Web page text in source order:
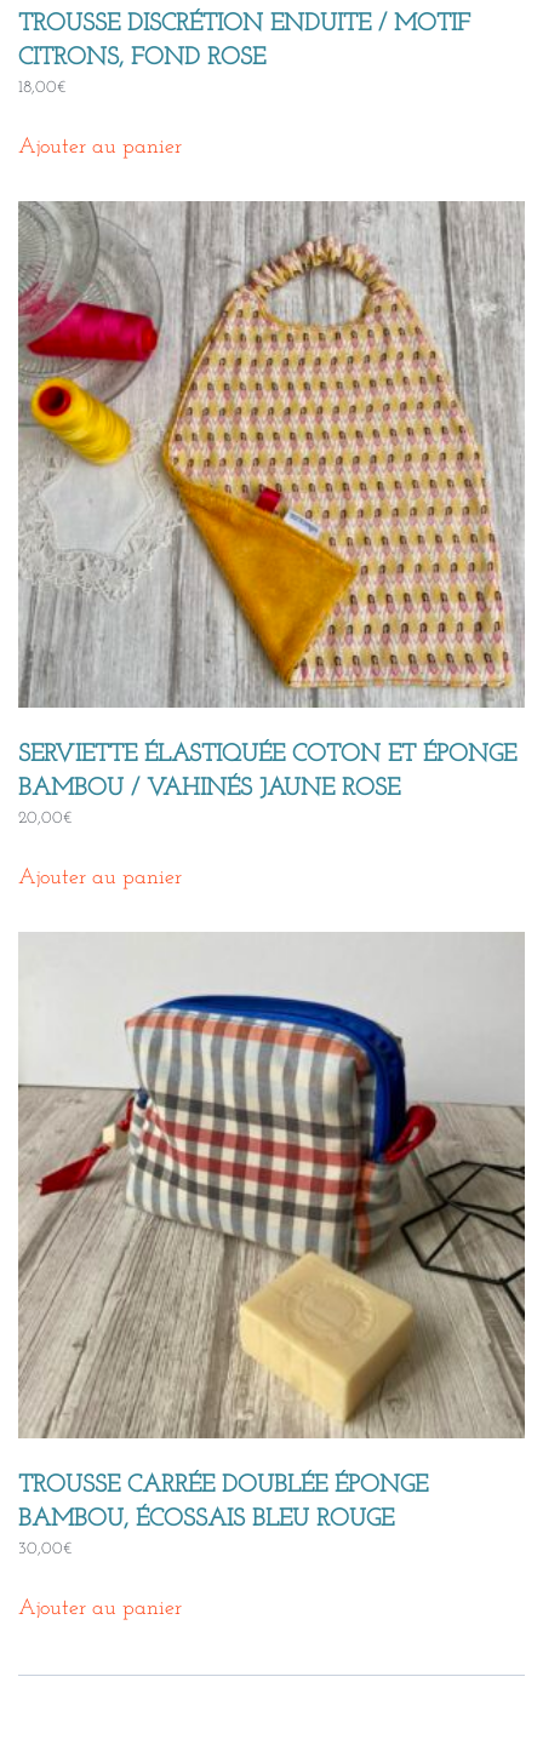
TROUSSE DISCRÉTION ENDUITE / MOTIF
CITRONS, FOND ROSE
18,00€
Ajouter au panier
SERVIETTE ÉLASTIQUÉE COTON ET ÉPONGE
BAMBOU / VAHINÉS JAUNE ROSE
20,00€
Ajouter au panier
TROUSSE CARRÉE DOUBLÉE ÉPONGE
BAMBOU, ÉCOSSAIS BLEU ROUGE
30,00€
Ajouter au panier